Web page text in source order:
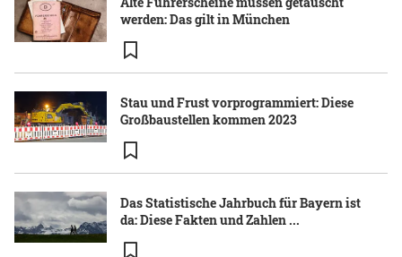
werden: Das gilt in München
Stau und Frust vorprogrammiert: Diese
Großbaustellen kommen 2023
Das Statistische Jahrbuch für Bayern ist
da: Diese Fakten und Zahlen ...